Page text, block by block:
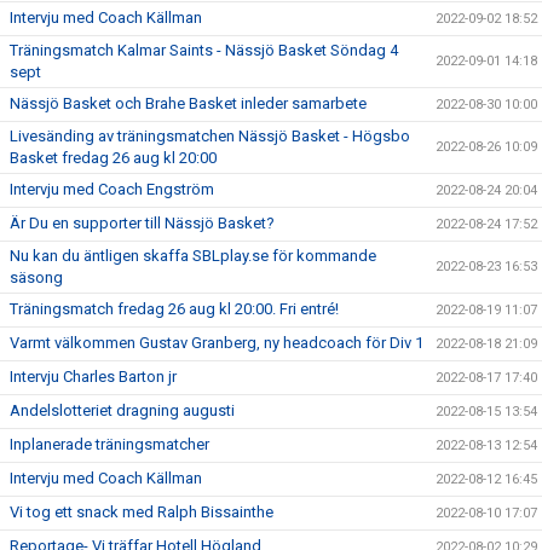
Intervju med Coach Källman 2022-09-02 18:52
Träningsmatch Kalmar Saints - Nässjö Basket Söndag 4
sept
2022-09-01 14:18
Nässjö Basket och Brahe Basket inleder samarbete 2022-08-30 10:00
Livesänding av träningsmatchen Nässjö Basket - Högsbo
Basket fredag 26 aug kl 20:00
2022-08-26 10:09
Intervju med Coach Engström 2022-08-24 20:04
Är Du en supporter till Nässjö Basket? 2022-08-24 17:52
Nu kan du äntligen skaffa SBLplay.se för kommande
säsong
2022-08-23 16:53
Träningsmatch fredag 26 aug kl 20:00. Fri entré! 2022-08-19 11:07
Varmt välkommen Gustav Granberg, ny headcoach för Div 1 2022-08-18 21:09
Intervju Charles Barton jr 2022-08-17 17:40
Andelslotteriet dragning augusti 2022-08-15 13:54
Inplanerade träningsmatcher 2022-08-13 12:54
Intervju med Coach Källman 2022-08-12 16:45
Vi tog ett snack med Ralph Bissainthe 2022-08-10 17:07
Reportage- Vi träffar Hotell Högland